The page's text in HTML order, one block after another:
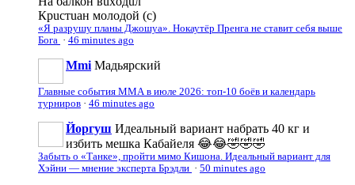
Кpucтuaн молодой (с)
«Я разрушу планы Джошуа». Нокаутёр Пренга не ставит себя выше
Бога · 46 minutes ago
Mmi Мадьярский
Главные события ММА в июле 2026: топ-10 боёв и календарь
турниров · 46 minutes ago
Йоргуш Идеальный вариант набрать 40 кг и
избить мешка Кабайеля 😂😂🤣🤣🤣
Забыть о «Танке», пройти мимо Кишона. Идеальный вариант для
Хэйни — мнение эксперта Брэдли · 50 minutes ago